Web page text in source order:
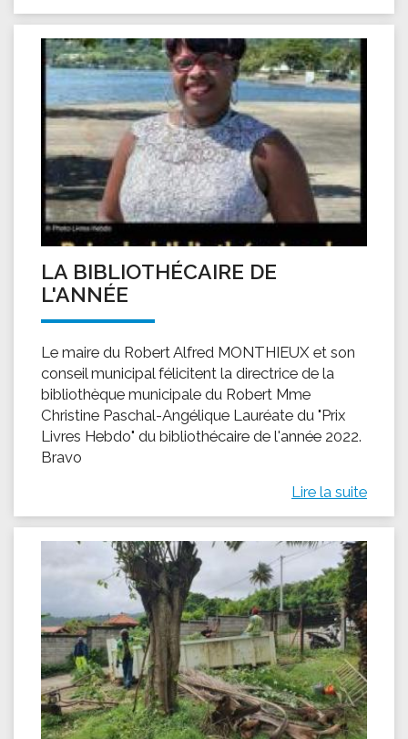
LA BIBLIOTHÉCAIRE DE
L'ANNÉE
Le maire du Robert Alfred MONTHIEUX et son
conseil municipal félicitent la directrice de la
bibliothèque municipale du Robert Mme
Christine Paschal-Angélique Lauréate du "Prix
Livres Hebdo" du bibliothécaire de l'année 2022.
Bravo
Lire la suite